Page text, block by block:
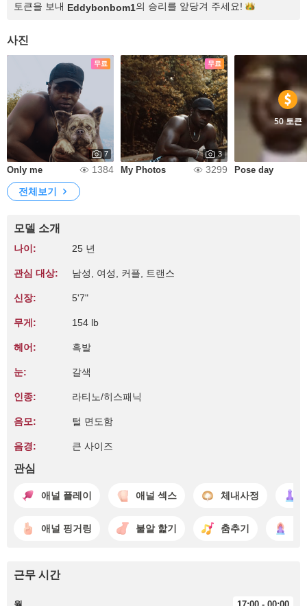
토큰을 보내 Eddybonbom1의 승리를 앞당겨 주세요!
사진
무료
7
Only me 1384
무료
3
My Photos 3299
50 토큰
Pose day
전체보기
모델 소개
나이: 25 년
관심 대상: 남성, 여성, 커플, 트랜스
신장: 5'7"
무게: 154 lb
헤어: 흑발
눈: 갈색
인종: 라티노/히스패닉
음모: 털 면도함
음경: 큰 사이즈
관심
애널 플레이 애널 섹스 체내사정
애널 핑거링 불알 핥기 춤추기
근무 시간